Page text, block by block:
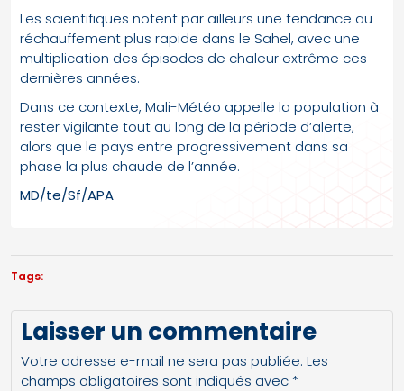
Les scientifiques notent par ailleurs une tendance au
réchauffement plus rapide dans le Sahel, avec une
multiplication des épisodes de chaleur extrême ces
dernières années.
Dans ce contexte, Mali-Météo appelle la population à
rester vigilante tout au long de la période d’alerte,
alors que le pays entre progressivement dans sa
phase la plus chaude de l’année.
MD/te/Sf/APA
Tags:
Laisser un commentaire
Votre adresse e-mail ne sera pas publiée. Les
champs obligatoires sont indiqués avec *